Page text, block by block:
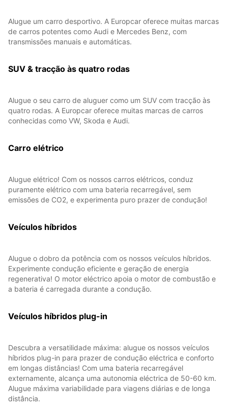
Alugue um carro desportivo. A Europcar oferece muitas marcas
de carros potentes como Audi e Mercedes Benz, com
transmissões manuais e automáticas.
SUV & tracção às quatro rodas
Alugue o seu carro de aluguer como um SUV com tracção às
quatro rodas. A Europcar oferece muitas marcas de carros
conhecidas como VW, Skoda e Audi.
Carro elétrico
Alugue elétrico! Com os nossos carros elétricos, conduz
puramente elétrico com uma bateria recarregável, sem
emissões de CO2, e experimenta puro prazer de condução!
Veículos híbridos
Alugue o dobro da potência com os nossos veículos híbridos.
Experimente condução eficiente e geração de energia
regenerativa! O motor eléctrico apoia o motor de combustão e
a bateria é carregada durante a condução.
Veículos híbridos plug-in
Descubra a versatilidade máxima: alugue os nossos veículos
híbridos plug-in para prazer de condução eléctrica e conforto
em longas distâncias! Com uma bateria recarregável
externamente, alcança uma autonomia eléctrica de 50-60 km.
Alugue máxima variabilidade para viagens diárias e de longa
distância.